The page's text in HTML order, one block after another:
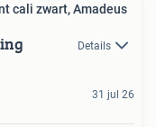
cali zwart, Amadeus
Details
31 jul 26